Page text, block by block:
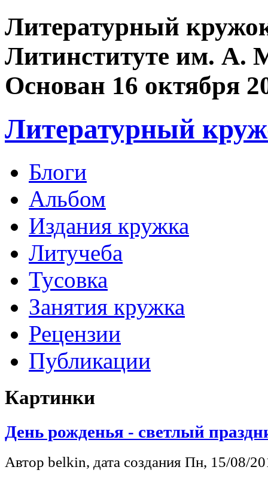
Литературный
Литинституте им. А.
Основан 16 октября
Литературный
Блоги
Альбом
Издания кружка
Литучеба
Тусовка
Занятия кружка
Рецензии
Публикации
Картинки
День рожденья - светлый
Автор belkin, дата создания Пн, 15/08/